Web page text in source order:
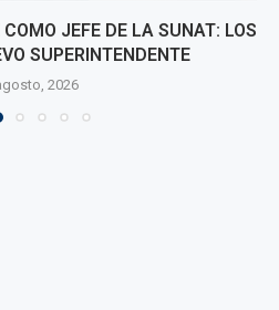
JEFE DE LA SUNAT: LOS
SUPERINTENDENTE
2026